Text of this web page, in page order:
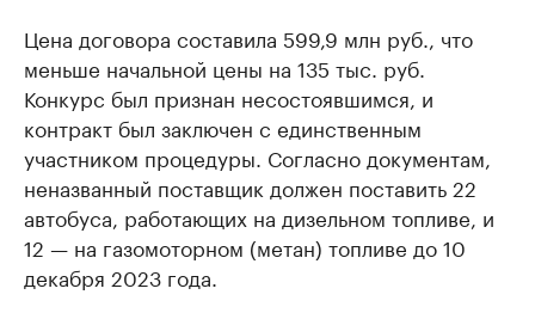
Цена договора составила 599,9 млн руб., что
меньше начальной цены на 135 тыс. руб.
Конкурс был признан несостоявшимся, и
контракт был заключен с единственным
участником процедуры. Согласно документам,
неназванный поставщик должен поставить 22
автобуса, работающих на дизельном топливе, и
12 — на газомоторном (метан) топливе до 10
декабря 2023 года.